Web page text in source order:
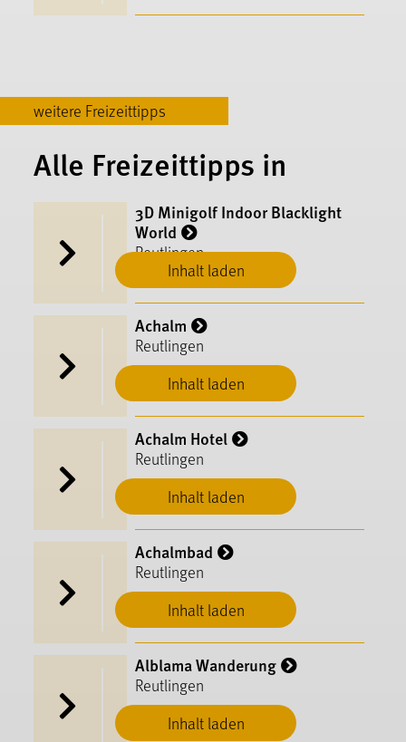
weitere Freizeittipps
Alle Freizeittipps in
Inhalt laden
3D Minigolf Indoor Blacklight
World
Reutlingen
Inhalt laden
Achalm
Reutlingen
Inhalt laden
Achalm Hotel
Reutlingen
Inhalt laden
Achalmbad
Reutlingen
Inhalt laden
Alblama Wanderung
Reutlingen